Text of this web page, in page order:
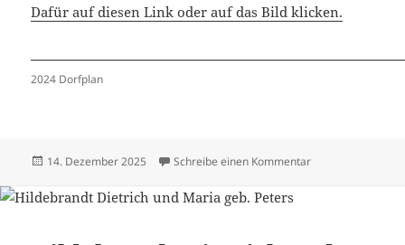
Dafür auf diesen Link oder auf das Bild klicken.
2024 Dorfplan
Veröffentlicht
14. Dezember 2025 Schreibe einen Kommentarzu Häuser 2024 –